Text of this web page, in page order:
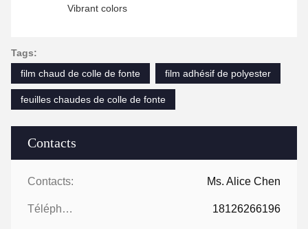
Contacts
Contacts: Ms. Alice Chen
Téléphone: 18126266196
Vibrant colors
Tags:
film chaud de colle de fonte
film adhésif de polyester
feuilles chaudes de colle de fonte